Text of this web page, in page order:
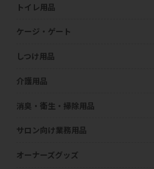
トイレ用品
ケージ・ゲート
しつけ用品
介護用品
消臭・衛生・掃除用品
サロン向け業務用品
オーナーズグッズ